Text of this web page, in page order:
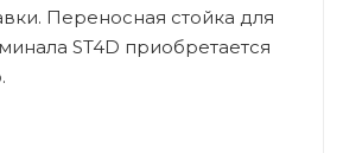
Переносная стойка для
ST4D приобретается